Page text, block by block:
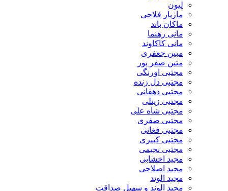
مازیار فلاحی
ماکان باند
مانی رهنما
مانی کاکاوند
مبین جعفری
متین صفر پور
مجتبی اورنگی
مجتبی دل زنده
مجتبی دهقانی
مجتبی زینلی
مجتبی شاه علی
مجتبی صفری
مجتبی فغانی
مجتبی کبیری
مجتبی نجیمی
مجید اخشابی
مجید اصلاحی
مجید الوند‎
مجید الوند و سهیل صداقت